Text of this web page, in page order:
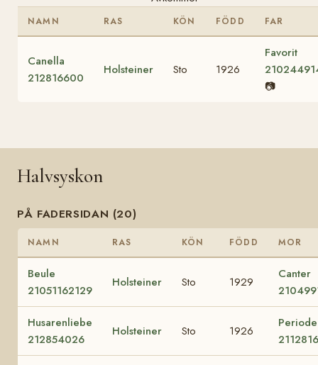
NAMN RAS KÖN FÖDD FAR
Canella
212816600
Holsteiner Sto 1926
Favorit
📷
Halvsyskon
PÅ FADERSIDAN (20)
NAMN RAS KÖN FÖDD MOR
Beule
21051162129
Holsteiner Sto 1929
Canter
Husarenliebe
212854026
Holsteiner Sto 1926
Periode